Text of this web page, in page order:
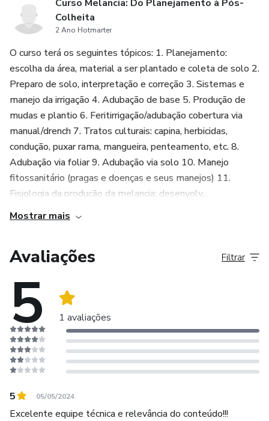
1. INTRODUÇÃO - MELANCIA: ASPECTOS GERAIS E
MERCADO CONSUMIDOR
2. PLANEJAMENTO: ESCOLHA DA ÁREA, MATERIAL A
SER PLANTADO E COLETA DE SOLO
3. PREPARO DE SOLO, INTERPRETAÇÃO E CORREÇÃO
4. SISTEMAS E MANEJO DA IRRIGAÇÃO
5. ADUBAÇÃO DE BASE
6. PRODUÇÃO DE MUDAS E PLANTIO
7. FERITIRRIGAÇÃO/VIA MANUAL/DRENCH
8. TRATOS CULTURAIS: CAPINA, HERBICIDAS,
CONDUÇÃO, PENTEAMENTO, ETC.
9. ADUBAÇÃO VIA FOLIAR
10. ADUBAÇÃO VIA SOLO
11. MANEJO FITOSSANITÁRIO (PRAGAS E DOENÇAS
E SEUS MANEJOS)
12. FISIOLOGIA DA PRODUÇÃO DA MELANCIA
Curso Melancia: Do Planejamento à Pós-
Colheita
2 Ano Hotmarter
O curso terá os seguintes tópicos: 1. Planejamento:
escolha da área, material a ser plantado e coleta de solo 2.
Preparo de solo, interpretação e correção 3. Sistemas e
manejo da irrigação 4. Adubação de base 5. Produção de
mudas e plantio 6. Feritirrigação/adubação cobertura via
manual/drench 7. Tratos culturais: capina, herbicidas,
condução, puxar rama, mangueira, penteamento, etc. 8.
Adubação via foliar 9. Adubação via solo 10. Manejo
fitossanitário (pragas e doenças e seus manejos) 11.
Fisiologia da produção da melancia: desenvolv...
Mostrar mais
Avaliações
5 1 avaliações
Filtrar
5 05/05/2024
Excelente equipe técnica e relevância do conteúdo!!!